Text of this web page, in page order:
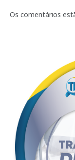
Os comentários